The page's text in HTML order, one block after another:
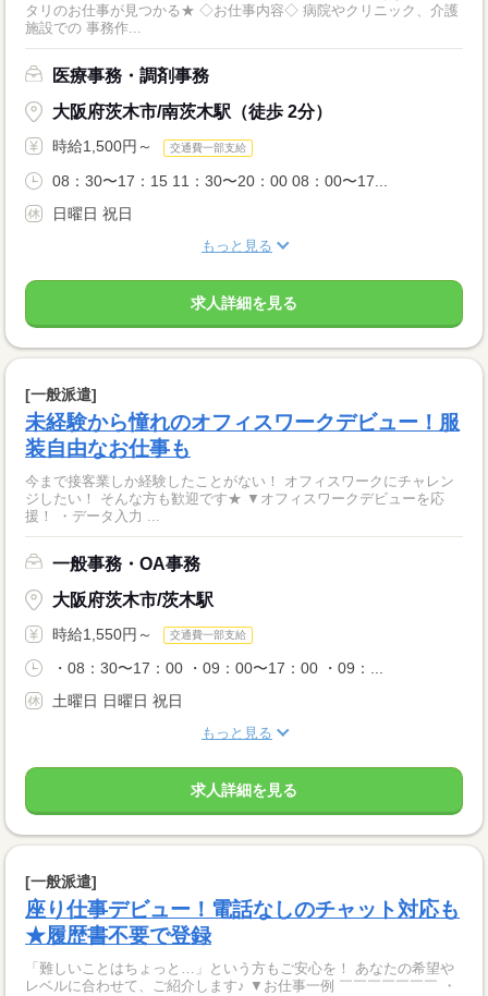
タリのお仕事が見つかる★ ◇お仕事内容◇ 病院やクリニック、介護
施設での 事務作...
医療事務・調剤事務
大阪府茨木市/南茨木駅（徒歩 2分）
時給1,500円～ 交通費一部支給
08：30〜17：15 11：30〜20：00 08：00〜17...
日曜日 祝日
もっと見る
求人詳細を見る
[一般派遣]
未経験から憧れのオフィスワークデビュー！服
装自由なお仕事も
今まで接客業しか経験したことがない！ オフィスワークにチャレン
ジしたい！ そんな方も歓迎です★ ▼オフィスワークデビューを応
援！ ・データ入力 ...
一般事務・OA事務
大阪府茨木市/茨木駅
時給1,550円～ 交通費一部支給
・08：30〜17：00 ・09：00〜17：00 ・09：...
土曜日 日曜日 祝日
もっと見る
求人詳細を見る
[一般派遣]
座り仕事デビュー！電話なしのチャット対応も
★履歴書不要で登録
「難しいことはちょっと…」という方もご安心を！ あなたの希望や
レベルに合わせて、ご紹介します♪ ▼お仕事一例 ￣￣￣￣￣￣￣ ・